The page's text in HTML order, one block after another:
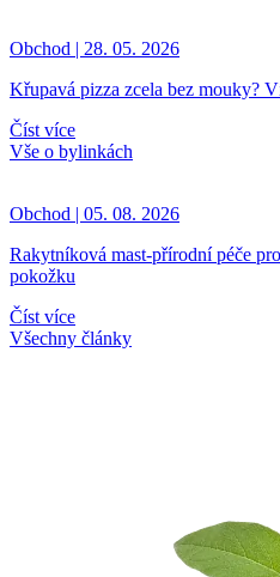
Obchod | 28. 05. 2026
Křupavá pizza zcela bez mouky?
Číst více
Vše o bylinkách
Obchod | 05. 08. 2026
Rakytníková mast-přírodní péče
pokožku
Číst více
Všechny články